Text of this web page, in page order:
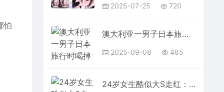
怕
2025-07-25 720
澳大利亚一男子日本旅行时喝掉墓前贡品：遭群批后道歉
2025-09-08 485
24岁女生酷似大S走红：没整容